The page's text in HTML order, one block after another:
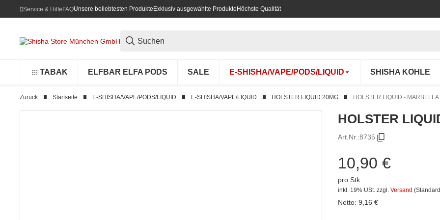
Service & HilfeFAQUnsere beliebtesten Produkte Exklusiv ausgewählte Produkte Höchste Qualität
TABAK ELFBAR ELFA PODS SALE E-SHISHA/VAPE/PODS/LIQUID SHISHA KOHLE
Zurück Startseite E-SHISHA/VAPE/PODS/LIQUID E-SHISHA/VAPE/LIQUID HOLSTER LIQUID 20MG HOLSTER LIQUID - MARBELLA
HOLSTER
Art.Nr.:8735
10,90 €
pro Stk
inkl. 19% USt. zzgl. Versand
Netto: 9,16 €